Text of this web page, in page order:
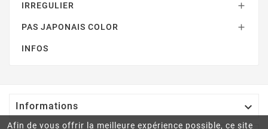
Afin de vous offrir la meilleure expérience possible, ce site
IRREGULIER 
PAS JAPONAIS COLOR 
INFOS
Informations 